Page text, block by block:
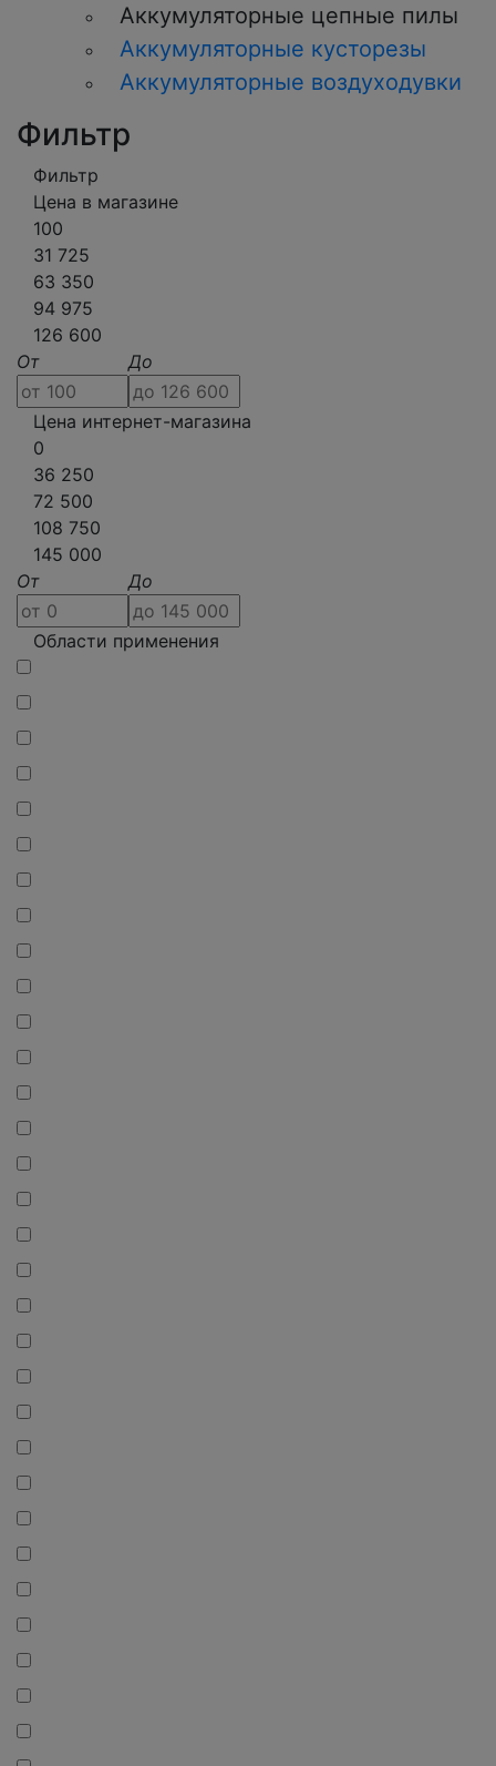
Аккумуляторные цепные пилы
Аккумуляторные кусторезы
Аккумуляторные воздуходувки
Фильтр
Фильтр
Цена в магазине
100
31 725
63 350
94 975
126 600
От
До
Цена интернет-магазина
0
36 250
72 500
108 750
145 000
От
До
Области применения